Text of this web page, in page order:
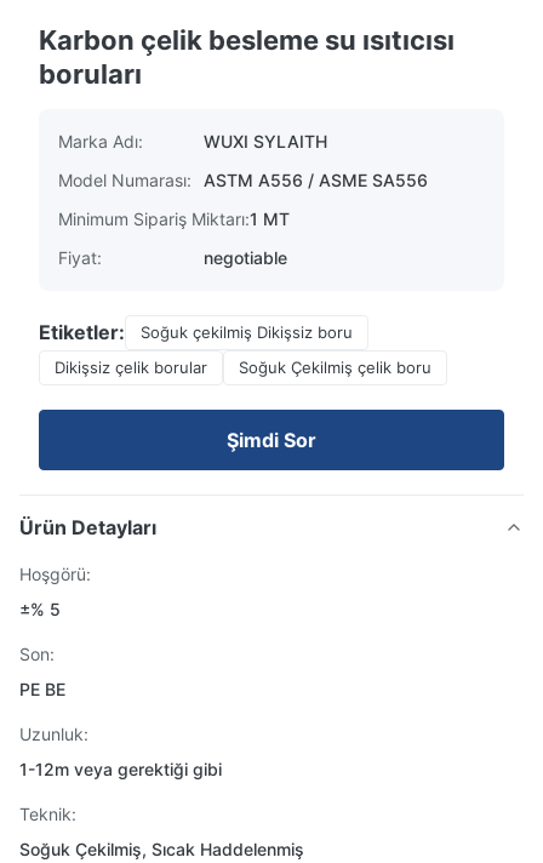
Karbon çelik besleme su ısıtıcısı
boruları
Marka Adı:
WUXI SYLAITH
Model Numarası:
ASTM A556 / ASME SA556
Minimum Sipariş Miktarı:1 MT
Fiyat:
negotiable
Etiketler:
Soğuk çekilmiş Dikişsiz boru
Dikişsiz çelik borular
Soğuk Çekilmiş çelik boru
Şimdi Sor
Ürün Detayları
Hoşgörü:
±% 5
Son:
PE BE
Uzunluk:
1-12m veya gerektiği gibi
Teknik:
Soğuk Çekilmiş, Sıcak Haddelenmiş